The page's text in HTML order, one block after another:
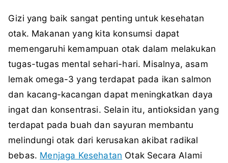
Gizi yang baik sangat penting untuk kesehatan
otak. Makanan yang kita konsumsi dapat
memengaruhi kemampuan otak dalam melakukan
tugas-tugas mental sehari-hari. Misalnya, asam
lemak omega-3 yang terdapat pada ikan salmon
dan kacang-kacangan dapat meningkatkan daya
ingat dan konsentrasi. Selain itu, antioksidan yang
terdapat pada buah dan sayuran membantu
melindungi otak dari kerusakan akibat radikal
bebas. Menjaga Kesehatan Otak Secara Alami